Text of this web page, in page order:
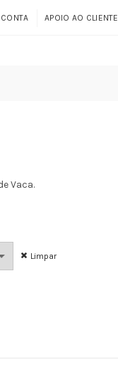
APOIO AO CLIENTE
Vaca.
Limpar